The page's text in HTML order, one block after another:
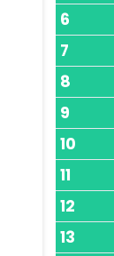
6
7
8
9
10
11
12
13